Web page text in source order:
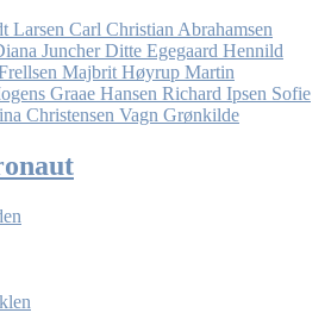
Larsen Carl Christian Abrahamsen
Juncher Ditte Egegaard Hennild
Majbrit Høyrup Martin
Graae Hansen Richard Ipsen Sofie
Christensen Vagn Grønkilde